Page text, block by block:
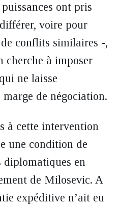
ont pris
voire pour
conflits similaires -,
cherche à imposer
ne laisse
de négociation.
à cette intervention
une condition de
diplomatiques en
de Milosevic. A
expéditive n’ait eu